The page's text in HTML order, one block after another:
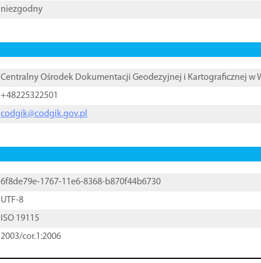
niezgodny
Centralny Ośrodek Dokumentacji Geodezyjnej i Kartograficznej w
+48225322501
codgik@codgik.gov.pl
6f8de79e-1767-11e6-8368-b870f44b6730
UTF-8
ISO 19115
2003/cor.1:2006